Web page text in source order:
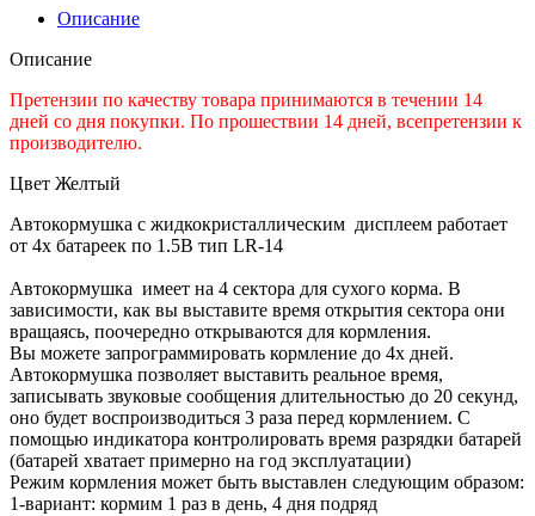
Описание
Описание
Претензии по качеству товара принимаются в течении 14
дней со дня покупки. По прошествии 14 дней, всепретензии к
производителю.
Цвет Желтый
Автокормушка с жидкокристаллическим дисплеем работает
от 4х батареек по 1.5В тип LR-14
Автокормушка имеет на 4 сектора для сухого корма. В
зависимости, как вы выставите время открытия сектора они
вращаясь, поочередно открываются для кормления.
Вы можете запрограммировать кормление до 4х дней.
Автокормушка позволяет выставить реальное время,
записывать звуковые сообщения длительностью до 20 секунд,
оно будет воспроизводиться 3 раза перед кормлением. С
помощью индикатора контролировать время разрядки батарей
(батарей хватает примерно на год эксплуатации)
Режим кормления может быть выставлен следующим образом:
1-вариант: кормим 1 раз в день, 4 дня подряд